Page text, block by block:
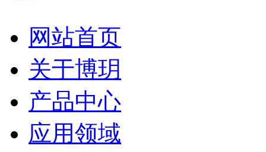
网站首页
关于博玥
产品中心
应用领域